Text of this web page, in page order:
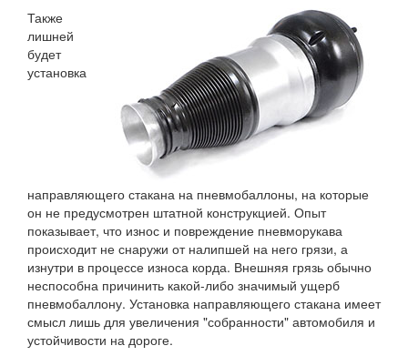
Также
лишней
будет
установка
направляющего стакана на пневмобаллоны, на которые
он не предусмотрен штатной конструкцией. Опыт
показывает, что износ и повреждение пневморукава
происходит не снаружи от налипшей на него грязи, а
изнутри в процессе износа корда. Внешняя грязь обычно
неспособна причинить какой-либо значимый ущерб
пневмобаллону. Установка направляющего стакана имеет
смысл лишь для увеличения "собранности" автомобиля и
устойчивости на дороге.